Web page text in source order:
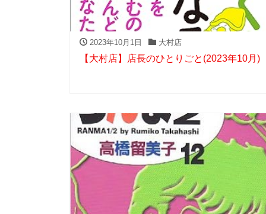
2023年10月1日 大村店
【大村店】店長のひとりごと(2023年10月)